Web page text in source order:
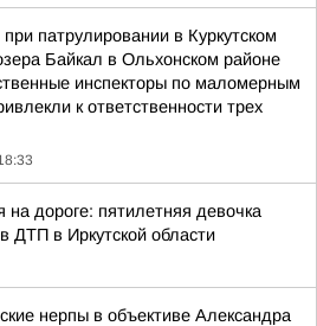
патрулировании в Куркутском
Байкал в Ольхонском районе
инспекторы по маломерным
к ответственности трех
на дороге: пятилетняя девочка
ДТП в Иркутской области
нерпы в объективе Александра